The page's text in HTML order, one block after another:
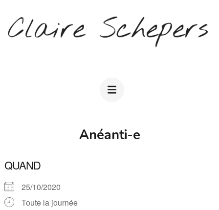
contenu
Anéanti-e
QUAND
25/10/2020
Toute la journée